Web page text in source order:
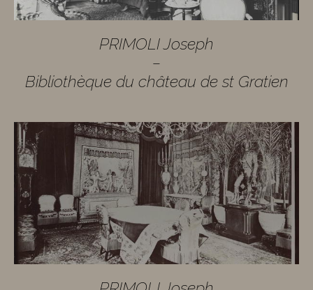
PRIMOLI Joseph
–
Bibliothèque du château de st Gratien